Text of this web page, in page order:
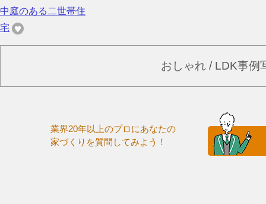
中庭のある二世帯住
宅
おしゃれ / LDK事例
業界20年以上のプロにあなたの
家づくりを質問してみよう！